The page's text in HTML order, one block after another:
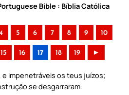
Bible : Bíblia Católica
5 6 7 8 9 10
15 16 17 18 19 ►
e impenetráveis os teus juízos;
se desgarraram.